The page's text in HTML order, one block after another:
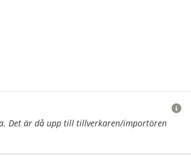
Det är då upp till tillverkaren/importören
